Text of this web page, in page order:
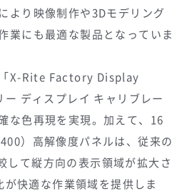
より映像制作や3Dモデリング
業にも最適な製品となっていま
X-Rite Factory Display
ディスプレイ キャリブレー
な色再現を実現。加えて、16
）高解像度パネルは、従来の
て縦方向の表示領域が拡大さ
快適な作業領域を提供しま